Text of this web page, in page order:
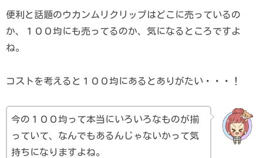
便利と話題のウカンムリクリップはどこに売っているの
か、１００均にも売ってるのか、気になるところですよ
ね。
コストを考えると１００均にあるとありがたい・・・！
今の１００均って本当にいろいろなものが揃
っていて、なんでもあるんじゃないかって気
持ちになりますよね。